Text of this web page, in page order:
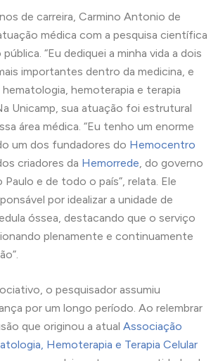
de carreira, Carmino Antonio de
médica com a pesquisa científica
“Eu dediquei a minha vida a dois
importantes dentro da medicina, e
hemoterapia e terapia
Unicamp, sua atuação foi estrutural
área médica. “Eu tenho um enorme
um dos fundadores do Hemocentro
criadores da Hemorrede, do governo
e de todo o país”, relata. Ele
por idealizar a unidade de
óssea, destacando que o serviço
plenamente e continuamente
o pesquisador assumiu
por um longo período. Ao relembrar
que originou a atual Associação
Hemoterapia e Terapia Celular